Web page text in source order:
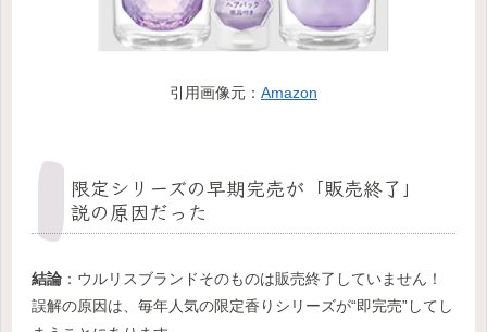
引用画像元： Amazon
限定シリーズの早期完売が「販売終了」
説の原因だった
結論 ：ウルリスブランドそのものは販売終了していません！
誤解の原因は、毎年人気の限定香りシリーズが“即完売”してし